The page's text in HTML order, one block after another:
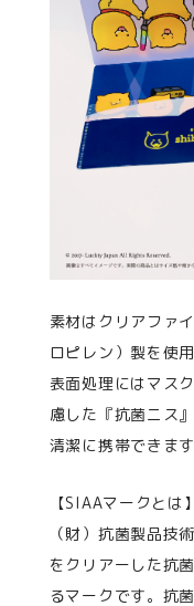
素材はクリアファ
ロピレン）製を使
表面処理にはマス
慮した『抗菌ニス
清潔に携帯できます
【SIAAマークとは】
（財）抗菌製品技
をクリアーした抗
るマークです。抗